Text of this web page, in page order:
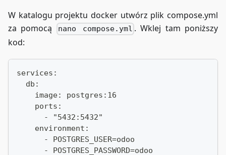
W katalogu projektu docker utwórz plik compose.yml
za pomocą
nano compose.yml . Wklej tam poniższy
kod:
services:
  db:
    image: postgres:16
    ports:
      - "5432:5432"
    environment:
      - POSTGRES_USER=odoo
      - POSTGRES_PASSWORD=odoo